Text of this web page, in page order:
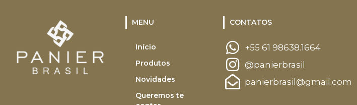
MENU
Início
Produtos
Novidades
Queremos te
CONTATOS
+55 61 98638.1664
@panierbrasil
panierbrasil@gmail.com